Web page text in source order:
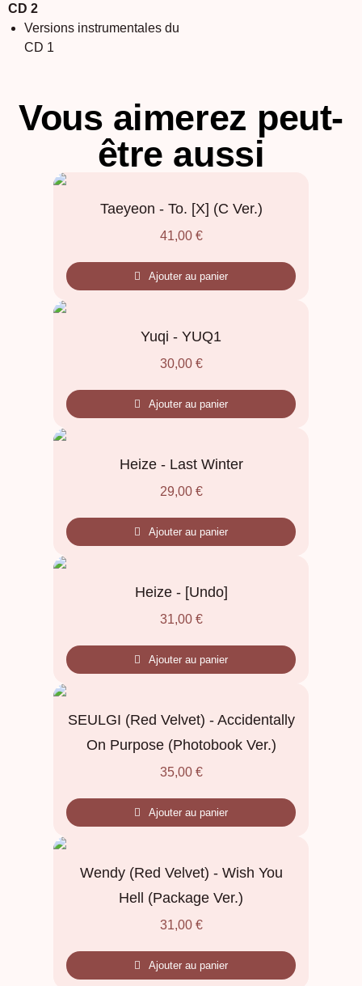
CD 2
Versions instrumentales du
CD 1
Vous aimerez peut-
être aussi
Taeyeon - To. [X] (C Ver.)
41,00 €
Ajouter au panier
Yuqi - YUQ1
30,00 €
Ajouter au panier
Heize - Last Winter
29,00 €
Ajouter au panier
Heize - [Undo]
31,00 €
Ajouter au panier
SEULGI (Red Velvet) - Accidentally
On Purpose (Photobook Ver.)
35,00 €
Ajouter au panier
Wendy (Red Velvet) - Wish You
Hell (Package Ver.)
31,00 €
Ajouter au panier